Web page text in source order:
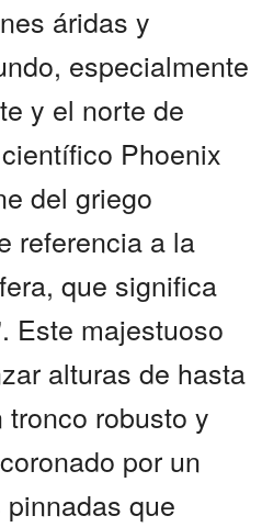
áridas y
especialmente
y el norte de
Phoenix
del griego
referencia a la
que significa
Este majestuoso
alturas de hasta
robusto y
por un
que